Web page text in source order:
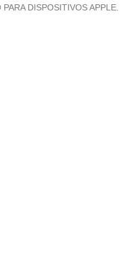
DISPOSITIVOS APPLE.